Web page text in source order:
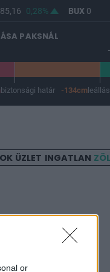
or
0,28% BUX0
PAKSNÁL
biztonsági határ -134cm
ÜZLET INGATLAN